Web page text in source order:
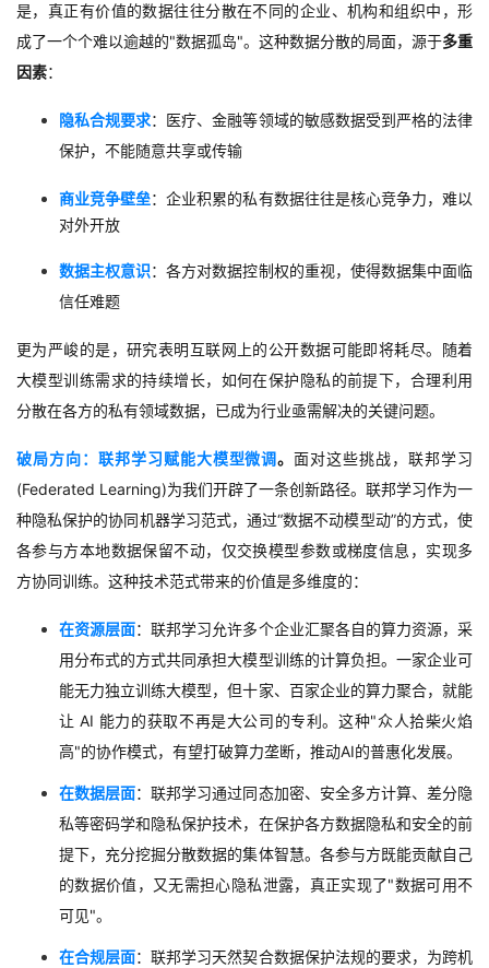
是， 真正有价值的数据往往分散在不同的企业、机构和组织中，形
成了一个个难以逾越的"数据孤岛"。这种数据分散的局面， 源于多重
因素：
隐私合规要求： 医疗、金融等领域的敏感数据受到严格的法律
保护， 不能随意共享或传输
商业竞争壁垒：企业积累的私有数据往往是核心竞争力， 难以
对外开放
数据主权意识：各方对数据控制权的重视， 使得数据集中面临
信任难题
更为严峻的是， 研究表明互联网上的公开数据可能即将耗尽。随着
大模型训练需求的持续增长， 如何在保护隐私的前提下， 合理利用
分散在各方的私有领域数据， 已成为行业亟需解决的关键问题。
破局方向： 联邦学习赋能大模型微调。面对这些挑战，联邦学习
(Federated Learning)为我们开辟了一条创新路径。 联邦学习作为一
种隐私保护的协同机器学习范式，通过“数据不动模型动”的方式，使
各参与方本地数据保留不动，仅交换模型参数或梯度信息，实现多
方协同训练。 这种技术范式带来的价值是多维度的：
在资源层面：联邦学习允许多个企业汇聚各自的算力资源，采
用分布式的方式共同承担大模型训练的计算负担。一家企业可
能无力独立训练大模型，但十家、百家企业的算力聚合， 就能
让AI 能力的获取不再是大公司的专利。这种"众人拾柴火焰
高"的协作模式， 有望打破算力垄断， 推动AI的普惠化发展。
在数据层面：联邦学习通过同态加密、安全多方计算、差分隐
私等密码学和隐私保护技术， 在保护各方数据隐私和安全的前
提下， 充分挖掘分散数据的集体智慧。各参与方既能贡献自己
的数据价值， 又无需担心隐私泄露， 真正实现了"数据可用不
可见"。
在合规层面：联邦学习天然契合数据保护法规的要求， 为跨机